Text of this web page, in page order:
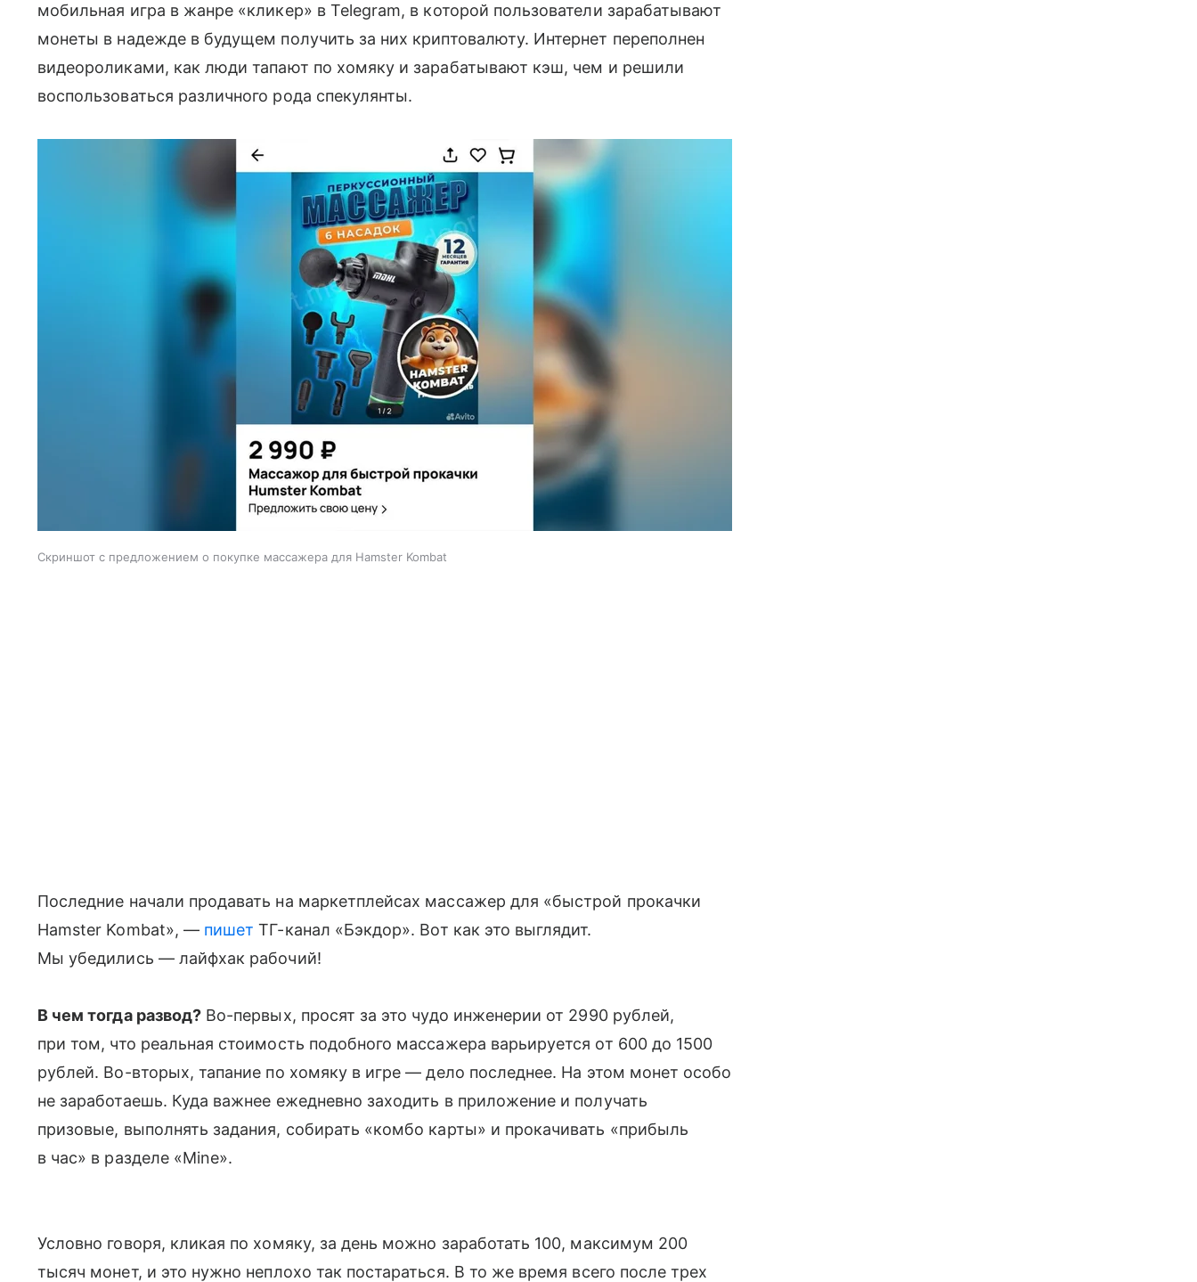
мобильная игра в жанре «кликер» в Telegram, в которой пользователи зарабатывают
монеты в надежде в будущем получить за них криптовалюту. Интернет переполнен
видеороликами, как люди тапают по хомяку и зарабатывают кэш, чем и решили
воспользоваться различного рода спекулянты.
Скриншот с предложением о покупке массажера для Hamster Kombat
Последние начали продавать на маркетплейсах массажер для «быстрой прокачки
Hamster Kombat», — пишет ТГ-канал «Бэкдор». Вот как это выглядит.
Мы убедились — лайфхак рабочий!
В чем тогда развод? Во-первых, просят за это чудо инженерии от 2990 рублей,
при том, что реальная стоимость подобного массажера варьируется от 600 до 1500
рублей. Во-вторых, тапание по хомяку в игре — дело последнее. На этом монет особо
не заработаешь. Куда важнее ежедневно заходить в приложение и получать
призовые, выполнять задания, собирать «комбо карты» и прокачивать «прибыль
в час» в разделе «Mine».
Условно говоря, кликая по хомяку, за день можно заработать 100, максимум 200
тысяч монет, и это нужно неплохо так постараться. В то же время всего после трех